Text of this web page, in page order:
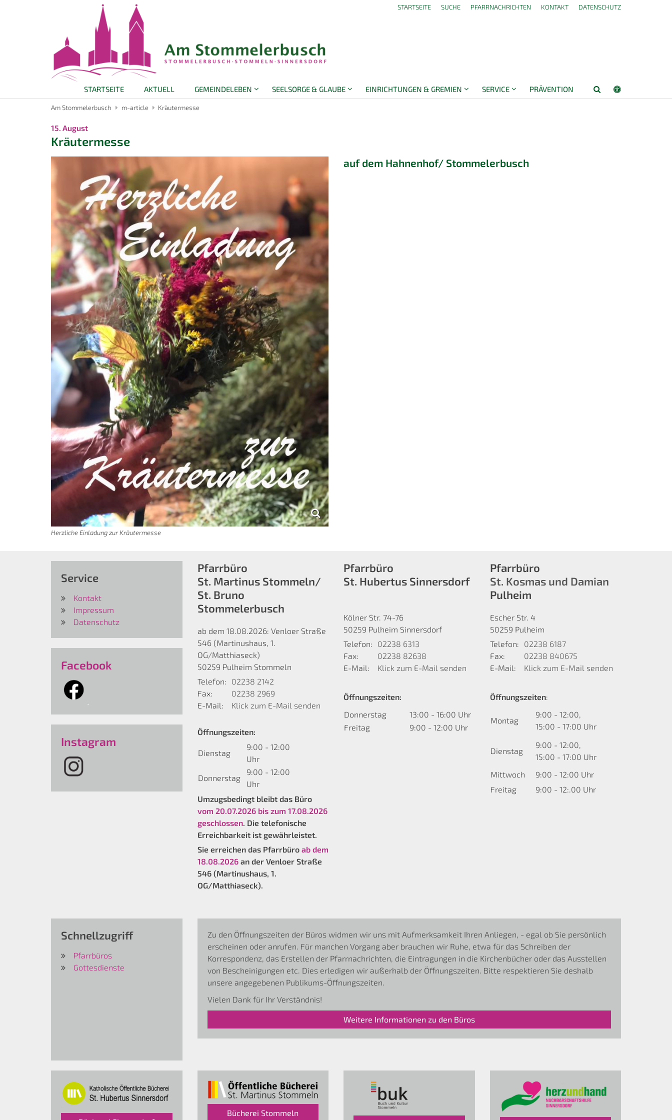
STARTSEITE SUCHE PFARRNACHRICHTEN KONTAKT DATENSCHUTZ
STARTSEITE AKTUELL GEMEINDELEBEN SEELSORGE & GLAUBE EINRICHTUNGEN & GREMIEN SERVICE PRÄVENTION
Am Stommelerbusch m-article Kräutermesse
15. August:
Kräutermesse
Herzliche Einladung zur Kräutermesse
auf dem Hahnenhof/ Stommelerbusch
Service
Kontakt
Impressum
Datenschutz
Facebook
Instagram
Pfarrbüro
St. Martinus Stommeln/
St. Bruno
Stommelerbusch
ab dem 18.08.2026: Venloer Straße
546 (Martinushaus, 1.
OG/Matthiaseck)
50259 Pulheim Stommeln
Telefon:
02238 2142
Fax:
02238 2969
E-Mail:
Klick zum E-Mail senden
Öffnungszeiten:
Dienstag
9:00 - 12:00
Uhr
Donnerstag
9:00 - 12:00
Uhr
Umzugsbedingt bleibt das Büro
vom 20.07.2026 bis zum 17.08.2026
geschlossen. Die telefonische
Erreichbarkeit ist gewährleistet.
Sie erreichen das Pfarrbüro ab dem
18.08.2026an der Venloer Straße
546 (Martinushaus, 1.
OG/Matthiaseck).
Pfarrbüro
St. Hubertus Sinnersdorf
Kölner Str. 74-76
50259 Pulheim Sinnersdorf
Telefon:
02238 6313
Fax:
02238 82638
E-Mail:
Klick zum E-Mail senden
Öffnungszeiten:
Donnerstag
13:00 - 16:00 Uhr
Freitag
9:00 - 12:00 Uhr
Pfarrbüro
St. Kosmas und Damian
Pulheim
Escher Str. 4
50259 Pulheim
Telefon:
02238 6187
Fax:
02238 840675
E-Mail:
Klick zum E-Mail senden
Öffnungszeiten:
Montag
9:00 - 12:00,
15:00 - 17:00 Uhr
Dienstag
9:00 - 12:00,
15:00 - 17:00 Uhr
Mittwoch
9:00 - 12:00 Uhr
Freitag
9:00 - 12:.00 Uhr
Zu den Öffnungszeiten der Büros widmen wir uns mit Aufmerksamkeit Ihren Anliegen, - egal ob Sie persönlich
erscheinen oder anrufen. Für manchen Vorgang aber brauchen wir Ruhe, etwa für das Schreiben der
Korrespondenz, das Erstellen der Pfarrnachrichten, die Eintragungen in die Kirchenbücher oder das Ausstellen
von Bescheinigungen etc. Dies erledigen wir außerhalb der Öffnungszeiten. Bitte respektieren Sie deshalb
unsere angegebenen Publikums-Öffnungszeiten.
Vielen Dank für Ihr Verständnis!
Weitere Informationen zu den Büros
Schnellzugriff
Pfarrbüros
Gottesdienste
Bücherei Stommeln